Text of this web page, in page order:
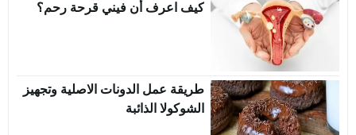
كيف اعرف أن فيني قرحة رحم؟
طريقة عمل الدونات الاصلية وتجهيز
الشوكولا الذائبة